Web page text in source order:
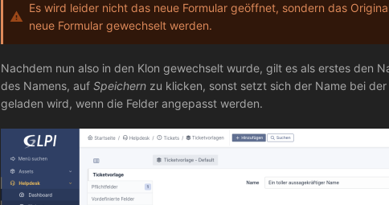
Es wird leider nicht das neue Formular geöffnet, sondern das
neue Formular gewechselt werden.
Nachdem nun also in den Klon gewechselt wurde, gilt es als erstes den
des Namens, aufSpeichern zu klicken, sonst setzt sich der Name bei
geladen wird, wenn die Felder angepasst werden.